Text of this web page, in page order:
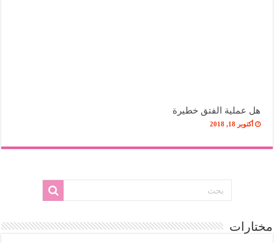
هل عملية الفتق خطيرة
أكتوبر 18, 2018
مختارات